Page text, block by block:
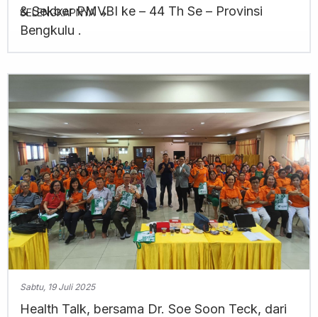
& Sekber PMVBI ke – 44 Th Se – Provinsi
Bengkulu .
SELENGKAPNYA
Sabtu, 19 Juli 2025
Health Talk, bersama Dr. Soe Soon Teck, dari